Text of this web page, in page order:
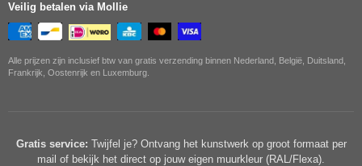
Veilig betalen via Mollie
Alle prijzen zijn inclusief btw van gratis verzending binnen Nederland, België, Duitsland,
Frankrijk, Oostenrijk en Luxemburg.
Gratis service: Twijfel je? Ontvang het kunstwerk op groot formaat per
mail of bekijk het direct op jouw eigen muurkleur (RAL/Flexa).